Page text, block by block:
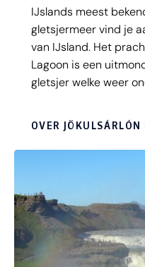
IJslands meest
gletsjermeer vind je
van IJsland. Het
Lagoon is een
gletsjer welke weer
waanzinnige kleur
Het blauw/groene
zwarte lavagrond.
enorme ijsbrokken
in, of blijven liggen
Beach. Een absoluut
over IJsland.
OVER